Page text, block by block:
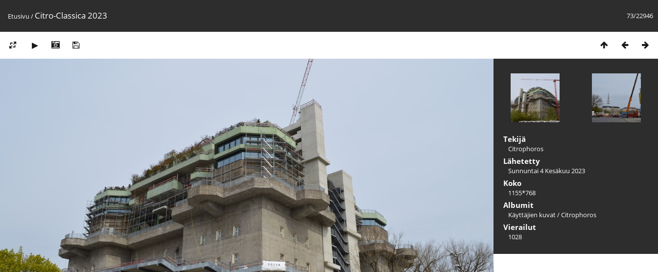
73/22946
Etusivu / Citro-Classica 2023
Tekijä
Citrophoros
Lähetetty
Sunnuntai 4 Kesäkuu 2023
Koko
1155*768
Albumit
Käyttäjien kuvat/Citrophoros
Vierailut
1028